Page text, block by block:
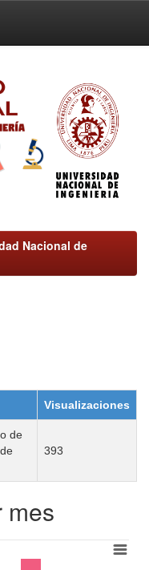
Nacional de
Visualizaciones
de
393
mes